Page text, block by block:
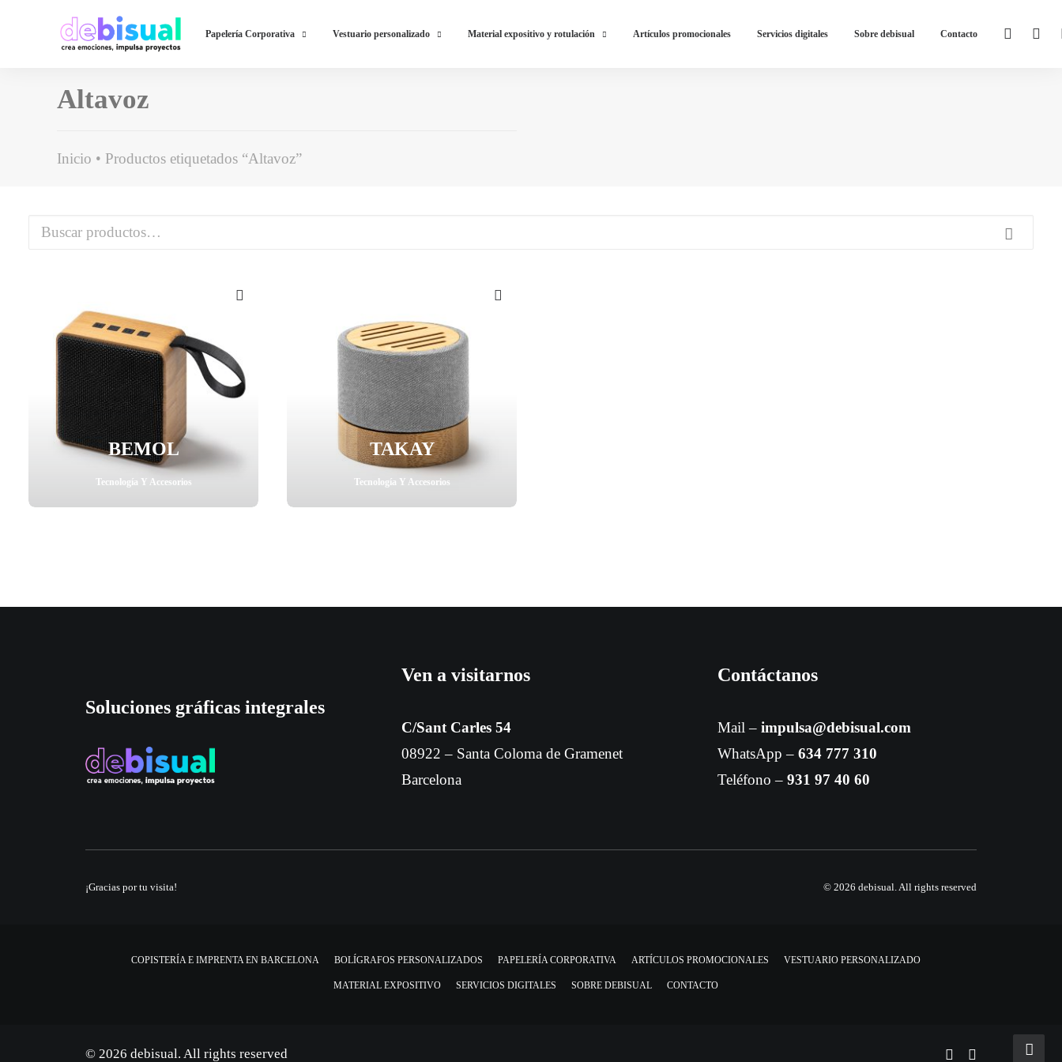
Papelería Corporativa Vestuario personalizado Material expositivo y rotulación Artículos promocionales Servicios digitales Sobre debisual Contacto
Altavoz
Inicio Productos etiquetados “Altavoz”
Buscar
BEMOL
Tecnología Y Accesorios
TAKAY
Tecnología Y Accesorios
Soluciones gráficas integrales
Ven a visitarnos
C/Sant Carles 54
08922 – Santa Coloma de Gramenet
Barcelona
Contáctanos
Mail – impulsa@debisual.com
WhatsApp – 634 777 310
Teléfono – 931 97 40 60
¡Gracias por tu visita! © 2026 debisual.All rights reserved
COPISTERÍA E IMPRENTA EN BARCELONA BOLÍGRAFOS PERSONALIZADOS PAPELERÍA CORPORATIVA ARTÍCULOS PROMOCIONALES VESTUARIO PERSONALIZADO
MATERIAL EXPOSITIVO SERVICIOS DIGITALES SOBRE DEBISUAL CONTACTO
© 2026 debisual. All rights reserved